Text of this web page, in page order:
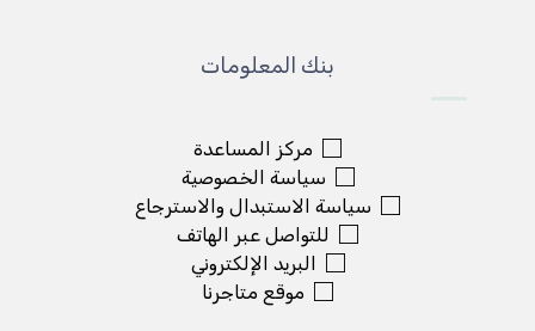
بنك المعلومات
مركز المساعدة
سياسة الخصوصية
سياسة الاستبدال والاسترجاع
للتواصل عبر الهاتف
البريد الإلكتروني
موقع متاجرنا